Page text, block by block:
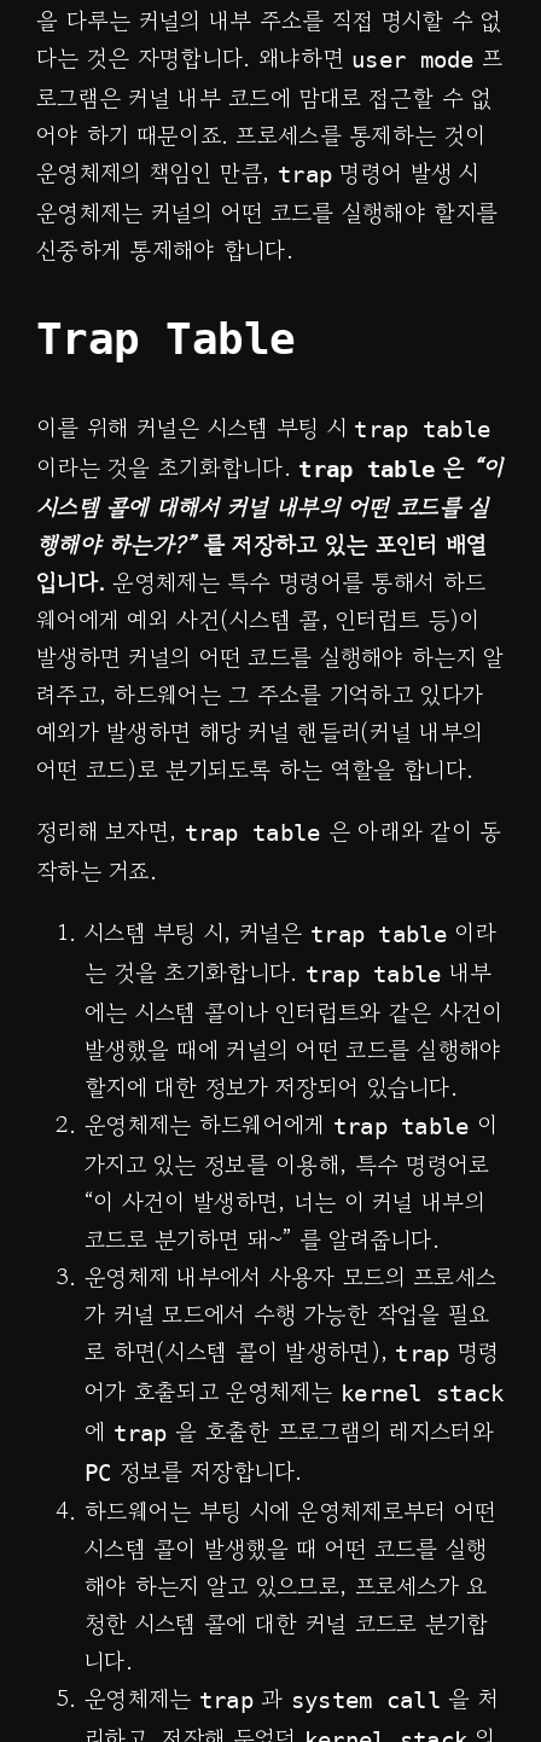
을 다루는 커널의 내부 주소를 직접 명시할 수 없
다는 것은 자명합니다. 왜냐하면 user mode 프
로그램은 커널 내부 코드에 맘대로 접근할 수 없
어야 하기 때문이죠. 프로세스를 통제하는 것이
운영체제의 책임인 만큼, trap 명령어 발생 시
운영체제는 커널의 어떤 코드를 실행해야 할지를
신중하게 통제해야 합니다.
Trap Table
이를 위해 커널은 시스템 부팅 시 trap table
이라는 것을 초기화합니다. trap table 은 “이
시스템 콜에 대해서 커널 내부의 어떤 코드를 실
행해야 하는가?”를 저장하고 있는 포인터 배열
입니다. 운영체제는 특수 명령어를 통해서 하드
웨어에게 예외 사건(시스템 콜, 인터럽트 등)이
발생하면 커널의 어떤 코드를 실행해야 하는지 알
려주고, 하드웨어는 그 주소를 기억하고 있다가
예외가 발생하면 해당 커널 핸들러(커널 내부의
어떤 코드)로 분기되도록 하는 역할을 합니다.
정리해 보자면, trap table 은 아래와 같이 동
작하는 거죠.
시스템 부팅 시, 커널은 trap table이라
는 것을 초기화합니다. trap table 내부
에는 시스템 콜이나 인터럽트와 같은 사건이
발생했을 때에 커널의 어떤 코드를 실행해야
할지에 대한 정보가 저장되어 있습니다.
운영체제는 하드웨어에게 trap table 이
가지고 있는 정보를 이용해, 특수 명령어로
“이 사건이 발생하면, 너는 이 커널 내부의
코드로 분기하면 돼~” 를 알려줍니다.
운영체제 내부에서 사용자 모드의 프로세스
가 커널 모드에서 수행 가능한 작업을 필요
로 하면(시스템 콜이 발생하면), trap 명령
어가 호출되고 운영체제는 kernel stack
에 trap 을 호출한 프로그램의 레지스터와
PC 정보를 저장합니다.
하드웨어는 부팅 시에 운영체제로부터 어떤
시스템 콜이 발생했을 때 어떤 코드를 실행
해야 하는지 알고 있으므로, 프로세스가 요
청한 시스템 콜에 대한 커널 코드로 분기합
니다.
운영체제는 trap과 system call 을 처